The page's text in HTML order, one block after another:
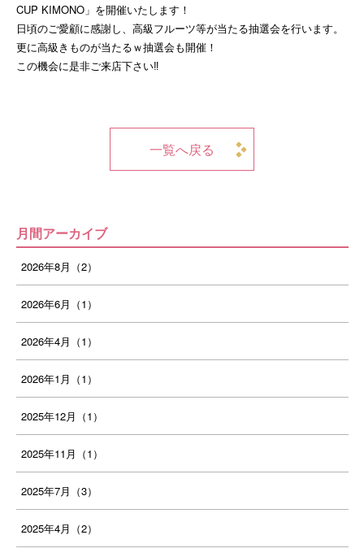
CUP KIMONO」を開催いたします！
日頃のご愛顧に感謝し、高級フルーツ等が当たる抽選会を行います。
更に高級きものが当たるｗ抽選会も開催！
この機会に是非ご来店下さい‼
一覧へ戻る
月間アーカイブ
2026年8月（2）
2026年6月（1）
2026年4月（1）
2026年1月（1）
2025年12月（1）
2025年11月（1）
2025年7月（3）
2025年4月（2）